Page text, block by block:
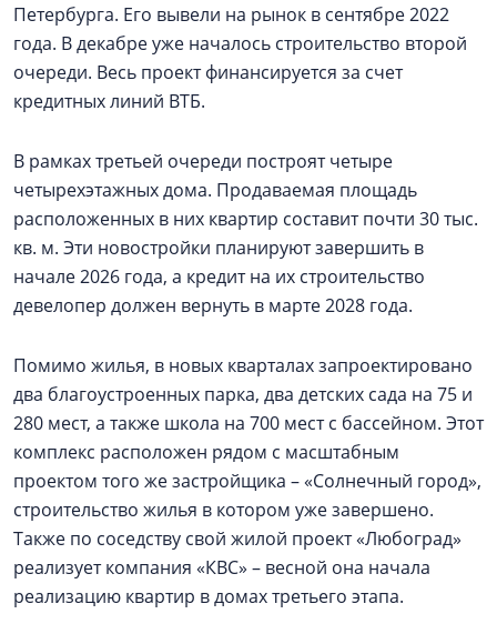
Петербурга. Его вывели на рынок в сентябре 2022
года. В декабре уже началось строительство второй
очереди. Весь проект финансируется за счет
кредитных линий ВТБ.
В рамках третьей очереди построят четыре
четырехэтажных дома. Продаваемая площадь
расположенных в них квартир составит почти 30 тыс.
кв. м. Эти новостройки планируют завершить в
начале 2026 года, а кредит на их строительство
девелопер должен вернуть в марте 2028 года.
Помимо жилья, в новых кварталах запроектировано
два благоустроенных парка, два детских сада на 75 и
280 мест, а также школа на 700 мест с бассейном. Этот
комплекс расположен рядом с масштабным
проектом того же застройщика – «Солнечный город»,
строительство жилья в котором уже завершено.
Также по соседству свой жилой проект «Любоград»
реализует компания «КВС» – весной она начала
реализацию квартир в домах третьего этапа.